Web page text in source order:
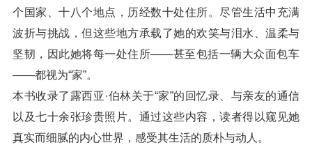
个国家、十八个地点，历经数十处住所。尽管生活中充满
波折与挑战，但这些地方承载了她的欢笑与泪水、温柔与
坚韧，因此她将每一处住所——甚至包括一辆大众面包车
——都视为“家”。
本书收录了露西亚·伯林关于“家”的回忆录、与亲友的通信
以及七十余张珍贵照片。通过这些内容，读者得以窥见她
真实而细腻的内心世界，感受其生活的质朴与动人。